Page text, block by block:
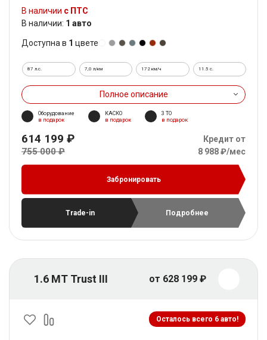
В наличии с ПТС
В наличии: 1 авто
Доступна в 1 цвете
87 л.с. 7,0 л/км 172 км/ч 11.5 c.
Полное описание
Оборудование
в подарок
КАСКО
в подарок
3 ТО
в подарок
614 199 ₽
755 000 ₽
Кредит от
8 988 ₽/мес
Забронировать
Trade-in Подробнее
1.6 MT Trust III от 628 199 ₽
Осталось всего 6 авто!